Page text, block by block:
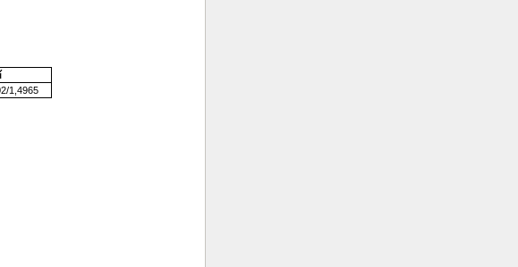
1,4965